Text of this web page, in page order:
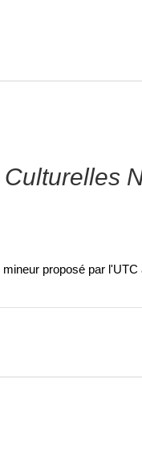
proposé par